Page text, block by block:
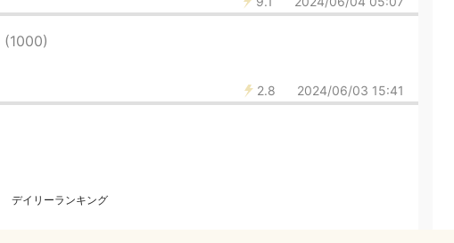
(1000)
2.8 2024/06/03 15:41
デイリーランキング